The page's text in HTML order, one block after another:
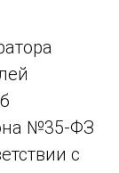
№35-ФЗ
с